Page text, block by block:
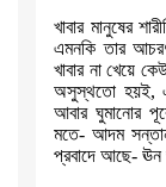
খাবার মানুষের
এমনকি তার
খাবার না খেয়ে
অসুস্থতো হয়ই,
আবার ঘুমানোর
মতে- আদম
প্রবাদে আছে-